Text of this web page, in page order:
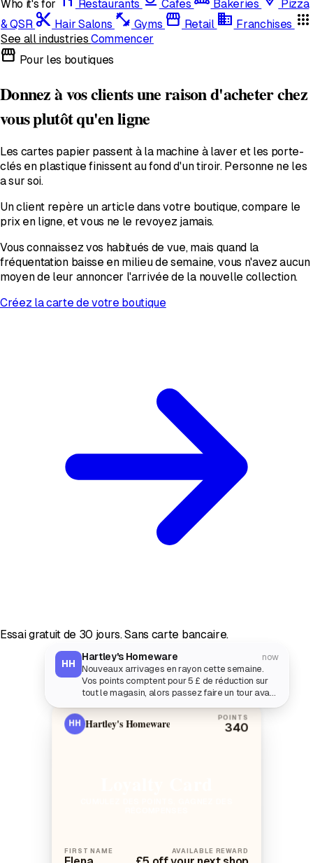
Who it's for
Restaurants Cafes Bakeries
Pizza
& QSR content_cut Hair Salons fitness_center Gyms storefront Retail domain Franchises apps
See all industries Commencer
storefront Pour les boutiques
Donnez à vos clients une raison d'acheter chez
vous plutôt qu'en ligne
Les cartes papier passent à la machine à laver et les porte-
clés en plastique finissent au fond d'un tiroir. Personne ne les
a sur soi.
Un client repère un article dans votre boutique, compare le
prix en ligne, et vous ne le revoyez jamais.
Vous connaissez vos habitués de vue, mais quand la
fréquentation baisse en milieu de semaine, vous n'avez aucun
moyen de leur annoncer l'arrivée de la nouvelle collection.
Créez la carte de votre boutique
Essai gratuit de 30 jours. Sans carte bancaire.
HH
Hartley's Homeware now
Nouveaux arrivages en rayon cette semaine.
Vos points comptent pour 5 £ de réduction sur
tout le magasin, alors passez faire un tour avant
HH Hartley's Homeware POINTS
340
FIRST NAME
Elena
AVAILABLE REWARD
£5 off your next shop